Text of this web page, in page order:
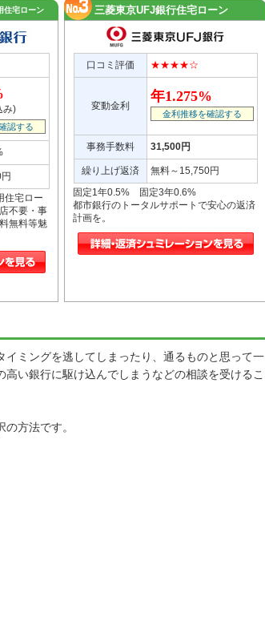
住宅ローン
み)
認する
住宅ロー
不要・事
無料等魅
三菱東京UFJ銀行住宅ローン
口コミ評価 ★★★★☆
変動金利
年1.275%
金利推移を確認する
事務手数料 31,500円
繰り上げ返済
無料～15,750円
固定1年0.5% 固定3年0.6%
都市銀行のトータルサポートで安心の返済
計画を。
ミングを逃してしまったり、通るものと思って一
い銀行に駆け込んでしまうなどの相談を受けるこ
方法です。